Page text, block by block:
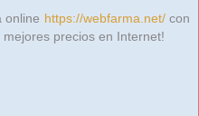
online https://webfarma.net/con
precios en Internet!